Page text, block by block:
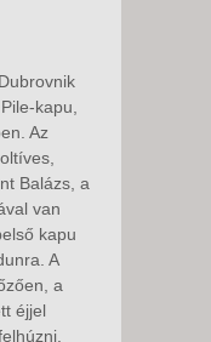
kapu,
Az
Balázs, a
van
kapu
A
a
éjjel